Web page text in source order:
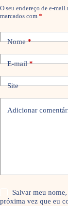
O seu endereço de e-
marcados com *
Nome*
E-mail*
Site
Adicionar
Salvar meu
próxima vez que eu